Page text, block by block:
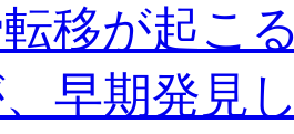
移が起こ
早期発見